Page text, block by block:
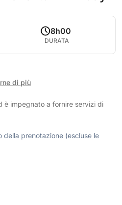
8h00
DURATA
di più
è impegnato a fornire servizi di
della prenotazione (escluse le